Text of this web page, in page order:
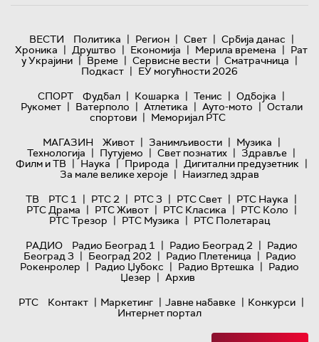
ВЕСТИ Политика | Регион | Свет | Србија данас |
Хроника | Друштво | Економија | Мерила времена | Рат
у Украјини | Време | Сервисне вести | Сматрачница |
Подкаст | ЕУ могућности 2026
СПОРТ
Фудбал | Кошарка | Тенис | Одбојка |
Рукомет | Ватерполо | Атлетика | Ауто-мото | Остали
спортови | Меморијал РТС
МАГАЗИН
Живот | Занимљивости | Музика |
Технологијa | Путујемо | Свет познатих | Здравље |
Филм и ТВ | Наука | Природа | Дигитални предузетник |
За мале велике хероје | Наизглед здрав
ТВ
РТС 1 | РТС 2 | РТС 3 | РТС Свет | РТС Наука |
РТС Драма | РТС Живот | РТС Класика | РТС Коло |
РТС Трезор | РТС Музика | РТС Полетарац
РАДИО
Радио Београд 1 | Радио Београд 2 | Радио
Београд 3 | Београд 202 | Радио Плетеница | Радио
Рокенролер | Радио Џубокс | Радио Вртешка | Радио
Џезер | Архив
РТС
Контакт | Маркетинг | Јавне набавке | Конкурси |
Интернет портал